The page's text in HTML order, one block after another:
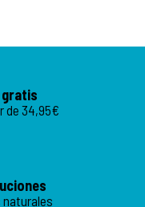
gratis
de 34,95€
naturales